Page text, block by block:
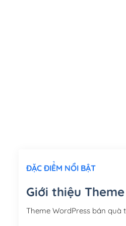
ĐẶC ĐIỂM NỔI BẬT
Giới thiệu
Theme WordPress bán quà